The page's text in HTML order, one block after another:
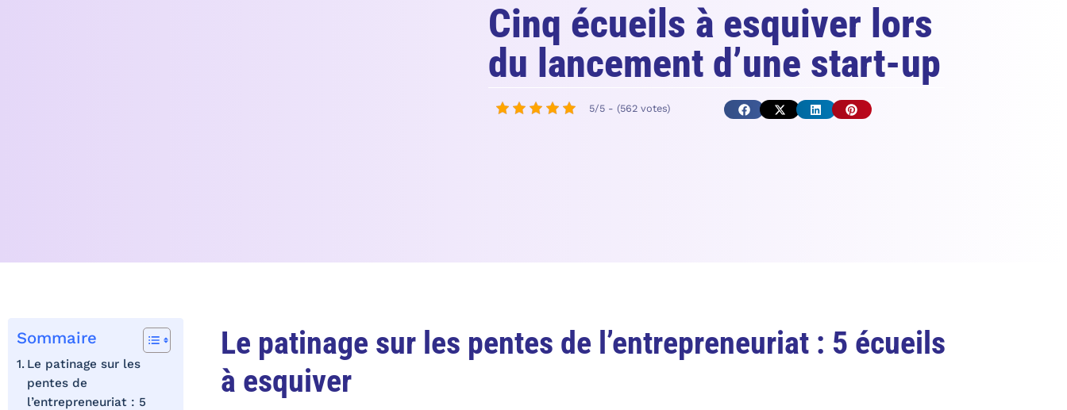
Cinq écueils à esquiver lors
du lancement d’une start-up
5/5 - (562 votes)
Le patinage sur les pentes de l’entrepreneuriat : 5 écueils
à esquiver
Sommaire
Le patinage sur les
pentes de
l’entrepreneuriat : 5